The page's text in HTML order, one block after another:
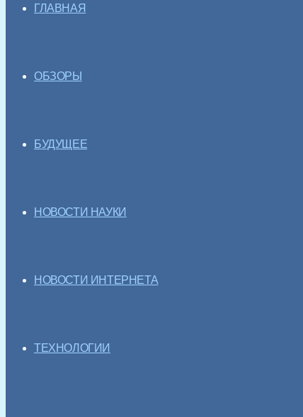
ГЛАВНАЯ
ОБЗОРЫ
БУДУЩЕЕ
НОВОСТИ НАУКИ
НОВОСТИ ИНТЕРНЕТА
ТЕХНОЛОГИИ